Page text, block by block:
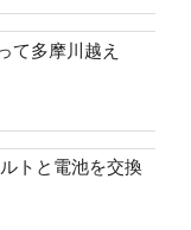
て多摩川越え
トと電池を交換